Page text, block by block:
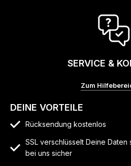
SERVICE &
Zum
DEINE VORTEILE
Rücksendung kostenlos
SSL verschlüsselt Deine Daten
bei uns sicher